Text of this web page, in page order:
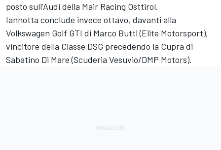
posto sull'Audi della Mair Racing Osttirol.
Iannotta conclude invece ottavo, davanti alla
Volkswagen Golf GTI di Marco Butti (Elite Motorsport),
vincitore della Classe DSG precedendo la Cupra di
Sabatino Di Mare (Scuderia Vesuvio/DMP Motors).